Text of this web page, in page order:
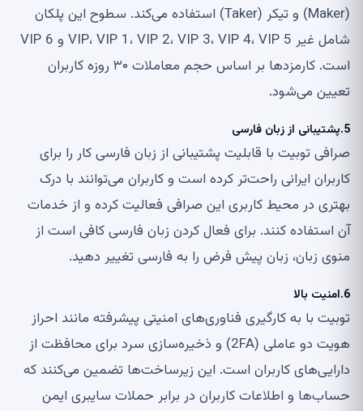
(Maker) و تیکر (Taker) استفاده می‌کند. سطوح این پلکان
شامل غیر VIP، VIP 1، VIP 2، VIP 3، VIP 4، VIP 5‌ و VIP 6
است. کارمزدها بر اساس حجم معاملات ۳۰ روزه کاربران
تعیین می‌شود.
5.پشتیبانی از زبان فارسی
صرافی توبیت با قابلیت پشتیبانی از زبان فارسی کار را برای
کاربران ایرانی راحت‌تر کرده است و کاربران می‌توانند با درک
بهتری در محیط کاربری این صرافی فعالیت کرده و از خدمات
آن استفاده کنند. برای فعال کردن زبان فارسی کافی است از
منوی زبان، زبان پیش فرض را به فارسی تغییر دهید.
6.امنیت بالا
توبیت با به کارگیری فناوری‌های امنیتی پیشرفته مانند احراز
هویت دو عاملی (2FA) و ذخیره‌سازی سرد برای محافظت از
دارایی‌های کاربران است. این زیرساخت‌ها تضمین می‌کنند که
حساب‌ها و اطلاعات کاربران در برابر حملات سایبری ایمن